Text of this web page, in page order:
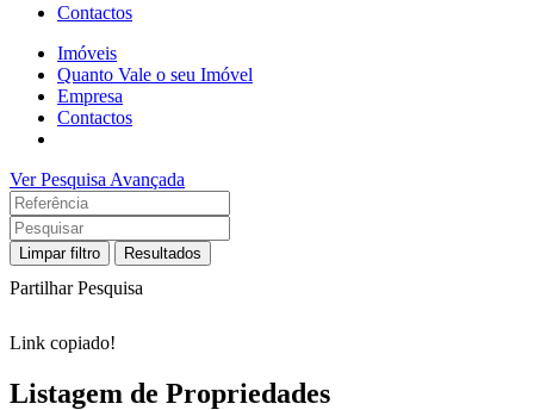
Contactos
Imóveis
Quanto Vale o seu Imóvel
Empresa
Contactos
Ver Pesquisa Avançada
Limpar filtro Resultados
Partilhar Pesquisa
Link copiado!
Listagem de Propriedades